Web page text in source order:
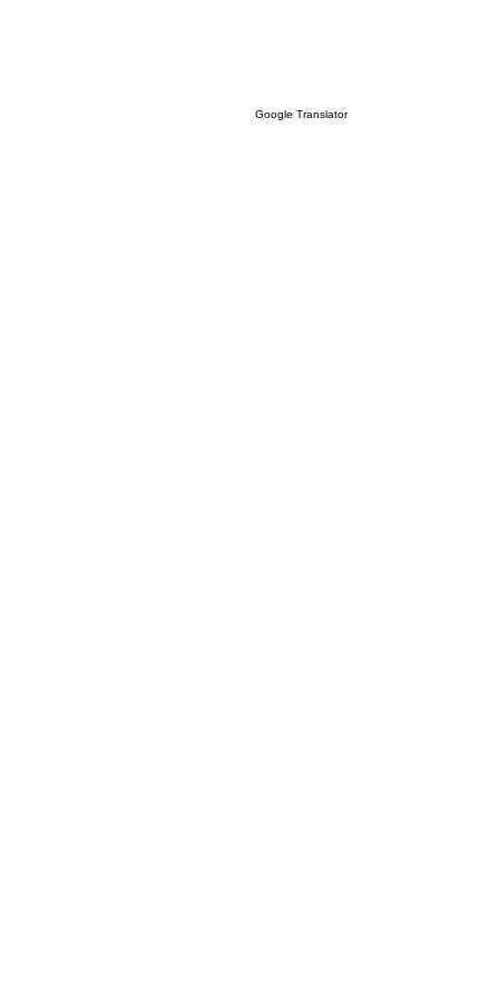
Google Translator